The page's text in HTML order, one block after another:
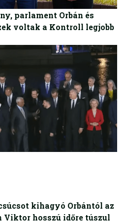
parlament Orbán és
voltak a Kontroll legjobb
kihagyó Orbántól az
Viktor hosszú időre túszul